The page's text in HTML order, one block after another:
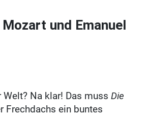
und Emanuel
Na klar! Das muss Die
Frechdachs ein buntes